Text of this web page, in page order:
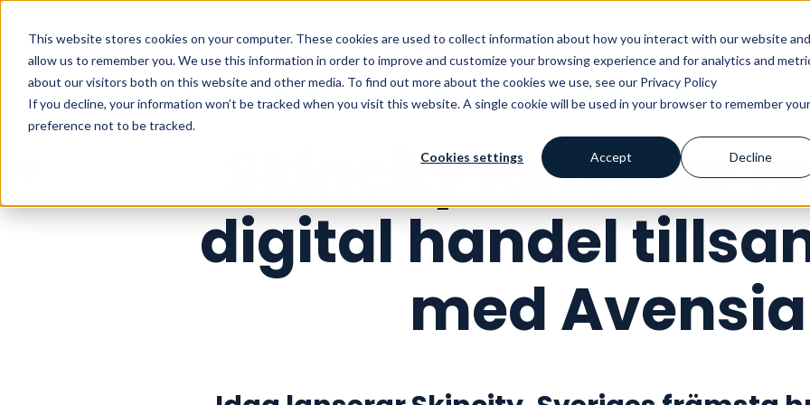
This website stores cookies on your computer. These cookies are used to collect information about how you interact with our website and
allow us to remember you. We use this information in order to improve and customize your browsing experience and for analytics and
about our visitors both on this website and other media. To find out more about the cookies we use, see our Privacy Policy
If you decline, your information won’t be tracked when you visit this website. A single cookie will be used in your browser to remember your
preference not to be tracked.
Cookies settings Accept Decline
Vårt erbjudande Kunskapshubben
Skincity lanserar
digital handel
med Avensia